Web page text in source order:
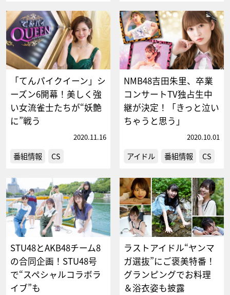
「てんパイクイーン」シ
ーズン6開幕！美しく強
い女流雀士たちが“妖艶
に”戦う
2020.11.16
番組情報 CS
NMB48吉田朱里、卒業
コンサートTV独占生中
継が決定！「きっと泣い
ちゃうと思う」
2020.10.01
アイドル 番組情報 CS
STU48とAKB48チーム8
の合同企画！STU48号
で“スペシャルコラボラ
イブ”も
ラストアイドル“ヤンマ
ガ選抜”にご褒美特番！
グランピングでお料理
＆浴衣姿も披露